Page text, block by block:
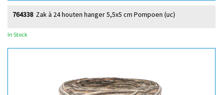
Zak à 24 houten hanger 5,5x5 cm Pompoen (uc)
764338
In Stock